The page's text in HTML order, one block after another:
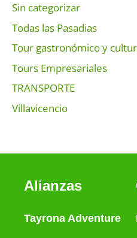
Sin categorizar
Todas las Pasadias
Tour gastronómico y
Tours Empresariales
TRANSPORTE
Villavicencio
Alianzas
Tayrona Adventure